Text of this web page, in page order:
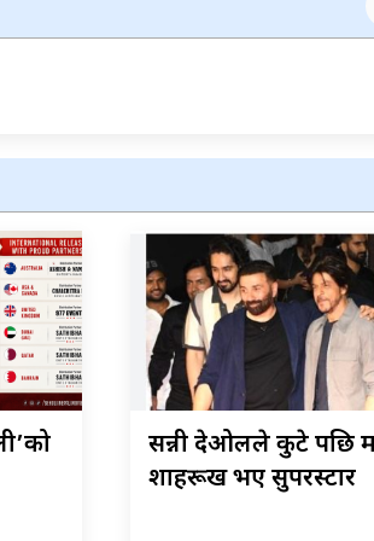
सन्नी देओलले कुटे पछि
शाहरूख भए सुपरस्टार